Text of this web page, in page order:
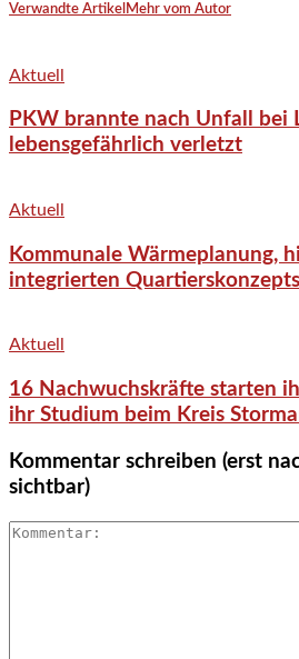
Verwandte Artikel Mehr vom Autor
Aktuell
PKW brannte nach Unfall bei
lebensgefährlich verletzt
Aktuell
Kommunale Wärmeplanung,
integrierten Quartierskonzepts
Aktuell
16 Nachwuchskräfte starten
ihr Studium beim Kreis
Kommentar schreiben (erst
sichtbar)